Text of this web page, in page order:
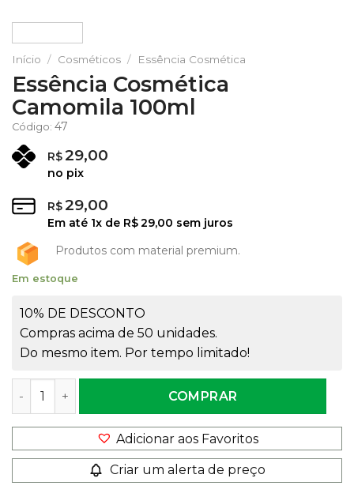
Início / Cosméticos / Essência Cosmética
Essência Cosmética
Camomila 100ml
Código: 47
R$29,00
no pix
R$29,00
Em até 1x de R$29,00 sem juros
Produtos com material premium.
Em estoque
10% DE DESCONTO
Compras acima de 50 unidades.
Do mesmo item. Por tempo limitado!
COMPRAR
Adicionar aos Favoritos
Criar um alerta de preço